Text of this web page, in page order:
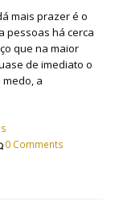
mais prazer é o
pessoas há cerca
que na maior
de imediato o
a
0 Comments